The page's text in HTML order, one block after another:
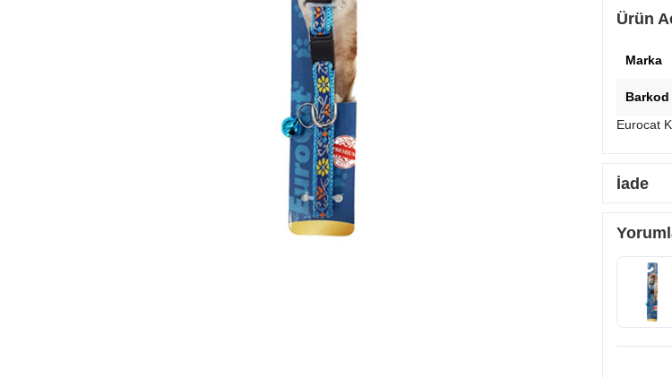
Ürün
Marka
Barkod
Eurocat
İade